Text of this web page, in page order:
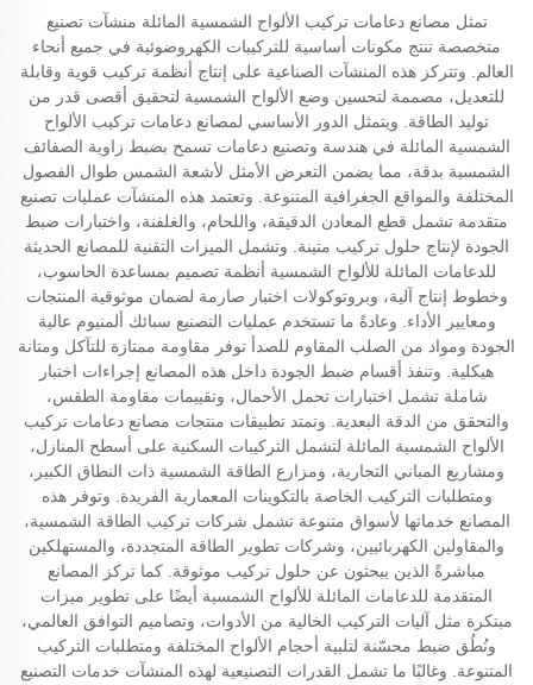
تمثل مصانع دعامات تركيب الألواح الشمسية المائلة منشآت تصنيع
متخصصة تنتج مكونات أساسية للتركيبات الكهروضوئية في جميع أنحاء
العالم. وتتركز هذه المنشآت الصناعية على إنتاج أنظمة تركيب قوية وقابلة
للتعديل، مصممة لتحسين وضع الألواح الشمسية لتحقيق أقصى قدر من
توليد الطاقة. ويتمثل الدور الأساسي لمصانع دعامات تركيب الألواح
الشمسية المائلة في هندسة وتصنيع دعامات تسمح بضبط زاوية الصفائف
الشمسية بدقة، مما يضمن التعرض الأمثل لأشعة الشمس طوال الفصول
المختلفة والمواقع الجغرافية المتنوعة. وتعتمد هذه المنشآت عمليات تصنيع
متقدمة تشمل قطع المعادن الدقيقة، واللحام، والغلفنة، واختبارات ضبط
الجودة لإنتاج حلول تركيب متينة. وتشمل الميزات التقنية للمصانع الحديثة
للدعامات المائلة للألواح الشمسية أنظمة تصميم بمساعدة الحاسوب،
وخطوط إنتاج آلية، وبروتوكولات اختبار صارمة لضمان موثوقية المنتجات
ومعايير الأداء. وعادةً ما تستخدم عمليات التصنيع سبائك ألمنيوم عالية
الجودة ومواد من الصلب المقاوم للصدأ توفر مقاومة ممتازة للتآكل ومتانة
هيكلية. وتنفذ أقسام ضبط الجودة داخل هذه المصانع إجراءات اختبار
شاملة تشمل اختبارات تحمل الأحمال، وتقييمات مقاومة الطقس،
والتحقق من الدقة البعدية. وتمتد تطبيقات منتجات مصانع دعامات تركيب
الألواح الشمسية المائلة لتشمل التركيبات السكنية على أسطح المنازل،
ومشاريع المباني التجارية، ومزارع الطاقة الشمسية ذات النطاق الكبير،
ومتطلبات التركيب الخاصة بالتكوينات المعمارية الفريدة. وتوفر هذه
المصانع خدماتها لأسواق متنوعة تشمل شركات تركيب الطاقة الشمسية،
والمقاولين الكهربائيين، وشركات تطوير الطاقة المتجددة، والمستهلكين
مباشرةً الذين يبحثون عن حلول تركيب موثوقة. كما تركز المصانع
المتقدمة للدعامات المائلة للألواح الشمسية أيضًا على تطوير ميزات
مبتكرة مثل آليات التركيب الخالية من الأدوات، وتصاميم التوافق العالمي،
ونُطُق ضبط محسّنة لتلبية أحجام الألواح المختلفة ومتطلبات التركيب
المتنوعة. وغالبًا ما تشمل القدرات التصنيعية لهذه المنشآت خدمات التصنيع